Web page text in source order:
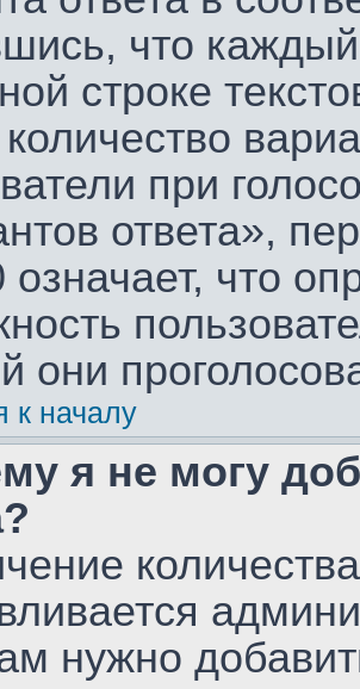
что
строке
при
ответа»,
означает, что
они
к началу
я не могу
нужно